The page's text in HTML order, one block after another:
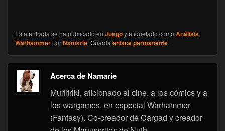
Esta entrada se ha publicado en Juegoy etiquetado como Análisis,
WarhammerporNamarie. Guarda enlace permanente.
Acerca de Namarie
Multifriki, aficionado al cine, a los cómics y a
los wargames, en especial Warhammer
(Fantasy). Co-creador de Cargad y creador